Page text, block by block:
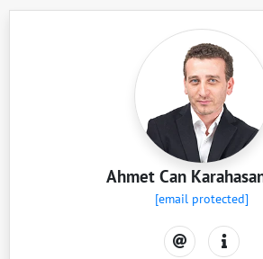
Ahmet Can
[email protected]